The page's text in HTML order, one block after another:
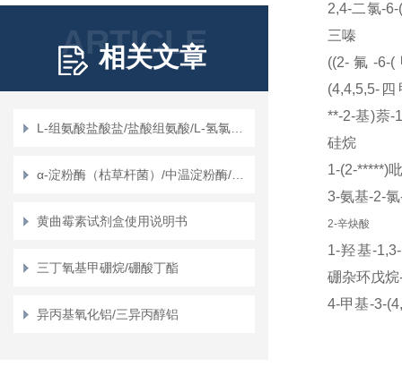
ARTICLE
相关文章
黄曲霉素试剂盒使用说明书
三丁氧基甲硼烷/硼酸丁酯
异丙基氧化铝/三异丙醇铝
2,4-二氯-6-
三嗪
((2-氟 -6-(
(4,4,5,5-四
**-2-基)萘-
硅烷
1-(2-*****)
3-氨基-2-氯
2-辛炔酸
1-羟基-1,3-
硼杂环戊烷
4-甲基-3-